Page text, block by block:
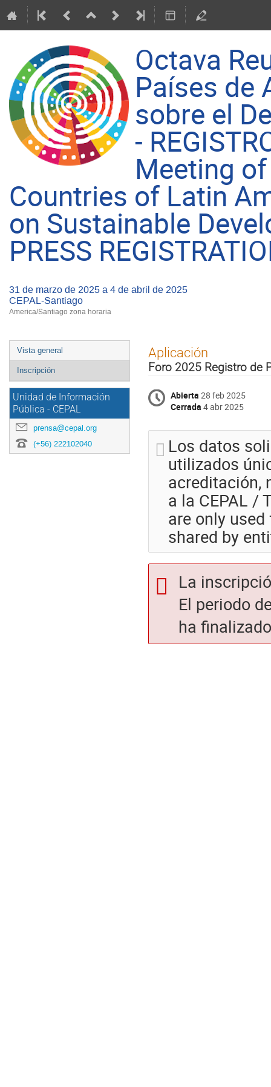
Octava
Países de
sobre el
-
Meeting
Countries of Latin
on Sustainable
PRESS
31 de marzo de 2025 a 4 de abril de 2025
CEPAL-Santiago
America/Santiago zona horaria
Event
menu
Vista general
Inscripción
Unidad de Información
Pública - CEPAL
prensa@cepal.org
(+56) 222102040
Aplicación
Foro 2025 Registro de
Abierta 28 feb 2025
Cerrada 4 abr 2025
Los datos
utilizados
acreditación,
a la CEPAL /
are only
shared by
La
El periodo
ha